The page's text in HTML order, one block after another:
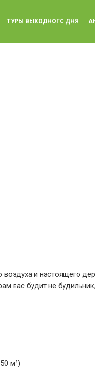
ТУРЫ ВЫХОДНОГО ДНЯ
и настоящего
вас будит не
м²)